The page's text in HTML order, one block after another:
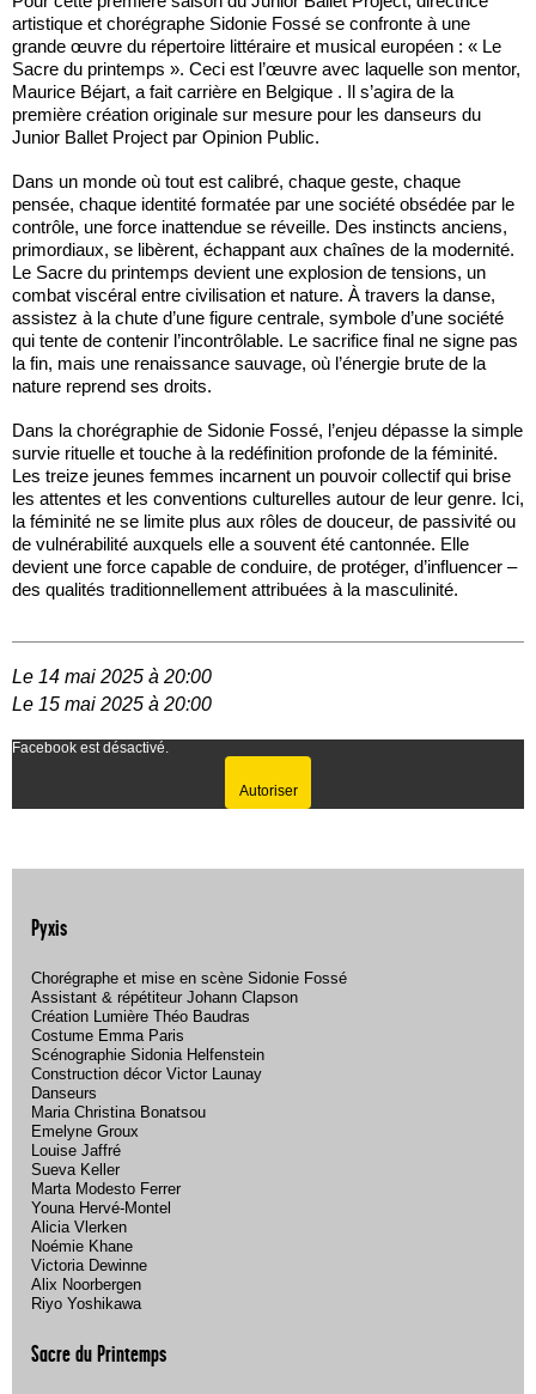
artistique et chorégraphe Sidonie Fossé se confronte à une
grande œuvre du répertoire littéraire et musical européen : « Le
Sacre du printemps ». Ceci est l’œuvre avec laquelle son mentor,
Maurice Béjart, a fait carrière en Belgique . Il s’agira de la
première création originale sur mesure pour les danseurs du
Junior Ballet Project par Opinion Public.
Dans un monde où tout est calibré, chaque geste, chaque
pensée, chaque identité formatée par une société obsédée par le
contrôle, une force inattendue se réveille. Des instincts anciens,
primordiaux, se libèrent, échappant aux chaînes de la modernité.
Le Sacre du printemps devient une explosion de tensions, un
combat viscéral entre civilisation et nature. À travers la danse,
assistez à la chute d’une figure centrale, symbole d’une société
qui tente de contenir l’incontrôlable. Le sacrifice final ne signe pas
la fin, mais une renaissance sauvage, où l’énergie brute de la
nature reprend ses droits.
Dans la chorégraphie de Sidonie Fossé, l’enjeu dépasse la simple
survie rituelle et touche à la redéfinition profonde de la féminité.
Les treize jeunes femmes incarnent un pouvoir collectif qui brise
les attentes et les conventions culturelles autour de leur genre. Ici,
la féminité ne se limite plus aux rôles de douceur, de passivité ou
de vulnérabilité auxquels elle a souvent été cantonnée. Elle
devient une force capable de conduire, de protéger, d’influencer –
des qualités traditionnellement attribuées à la masculinité.
Le 14 mai 2025 à 20:00
Le 15 mai 2025 à 20:00
Facebook est désactivé.
Autoriser
Pyxis
Chorégraphe et mise en scène Sidonie Fossé
Assistant & répétiteur Johann Clapson
Création Lumière Théo Baudras
Costume Emma Paris
Scénographie Sidonia Helfenstein
Construction décor Victor Launay
Danseurs
Maria Christina Bonatsou
Emelyne Groux
Louise Jaffré
Sueva Keller
Marta Modesto Ferrer
Youna Hervé-Montel
Alicia Vlerken
Noémie Khane
Victoria Dewinne
Alix Noorbergen
Riyo Yoshikawa
Sacre du Printemps